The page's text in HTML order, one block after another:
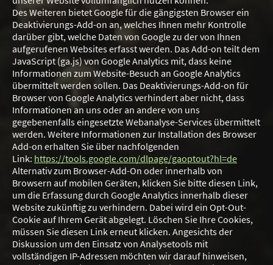
Des Weiteren bietet Google für die gängigsten Browser ein
Deaktivierungs-Add-on an, welches Ihnen mehr Kontrolle
darüber gibt, welche Daten von Google zu der von Ihnen
aufgerufenen Websites erfasst werden. Das Add-on teilt dem
JavaScript (ga.js) von Google Analytics mit, dass keine
Informationen zum Website-Besuch an Google Analytics
übermittelt werden sollen. Das Deaktivierungs-Add-on für
Browser von Google Analytics verhindert aber nicht, dass
Informationen an uns oder an andere von uns
gegebenenfalls eingesetzte Webanalyse-Services übermittelt
werden. Weitere Informationen zur Installation des Browser
Add-on erhalten Sie über nachfolgenden
Link: https://tools.google.com/dlpage/gaoptout?hl=de
Alternativ zum Browser-Add-On oder innerhalb von
Browsern auf mobilen Geräten, klicken Sie bitte diesen Link,
um die Erfassung durch Google Analytics innerhalb dieser
Website zukünftig zu verhindern. Dabei wird ein Opt-Out-
Cookie auf Ihrem Gerät abgelegt. Löschen Sie Ihre Cookies,
müssen Sie diesen Link erneut klicken. Angesichts der
Diskussion um den Einsatz von Analysetools mit
vollständigen IP-Adressen möchten wir darauf hinweisen,